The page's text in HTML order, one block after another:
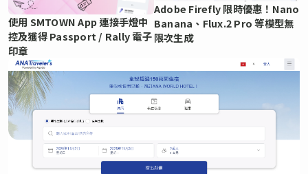
使用 SMTOWN App 連接手燈中
控及獲得 Passport / Rally 電子
印章
Adobe Firefly 限時優惠！Nano
Banana、Flux.2 Pro 等模型無
限次生成